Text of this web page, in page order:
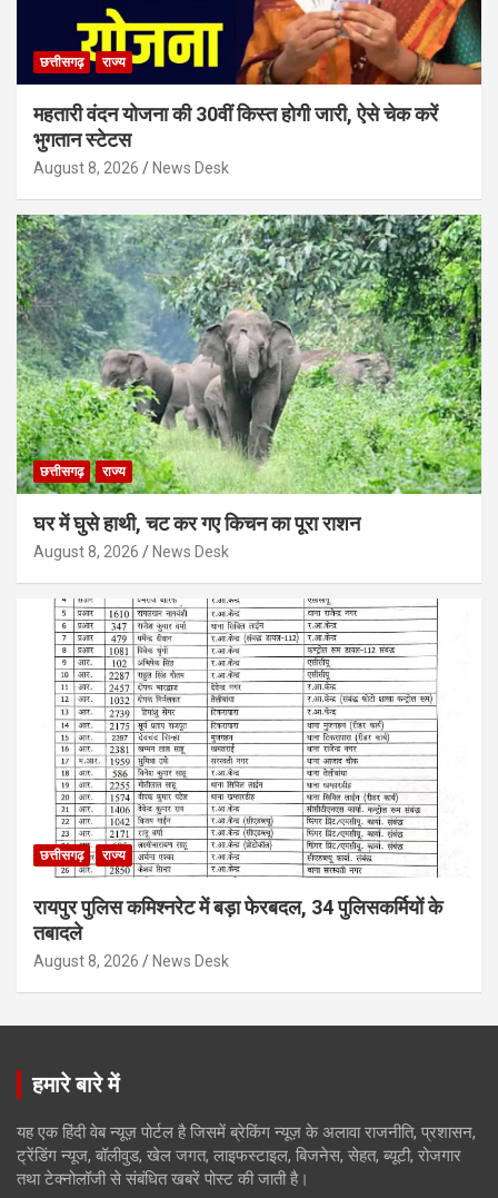
छत्तीसगढ़ राज्य
महतारी वंदन योजना की 30वीं किस्त होगी जारी, ऐसे चेक करें
भुगतान स्टेटस
August 8, 2026 News Desk
छत्तीसगढ़ राज्य
घर में घुसे हाथी, चट कर गए किचन का पूरा राशन
August 8, 2026 News Desk
छत्तीसगढ़ राज्य
रायपुर पुलिस कमिश्नरेट में बड़ा फेरबदल, 34 पुलिसकर्मियों के
तबादले
August 8, 2026 News Desk
हमारे बारे में
यह एक हिंदी वेब न्यूज़ पोर्टल है जिसमें ब्रेकिंग न्यूज़ के अलावा राजनीति, प्रशासन,
ट्रेंडिंग न्यूज, बॉलीवुड, खेल जगत, लाइफस्टाइल, बिजनेस, सेहत, ब्यूटी, रोजगार
तथा टेक्नोलॉजी से संबंधित खबरें पोस्ट की जाती है।